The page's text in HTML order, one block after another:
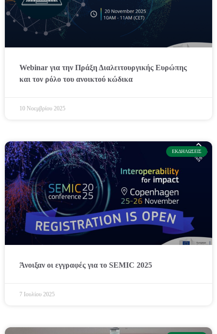
Webinar για την Πράξη Διαλειτουργικής Ευρώπης
και τον ρόλο του ανοικτού κώδικα
10 Νοεμβρίου 2025
ΕΚΔΗΛΏΣΕΙΣ
Άνοιξαν οι εγγραφές για το SEMIC 2025
7 Ιουλίου 2025